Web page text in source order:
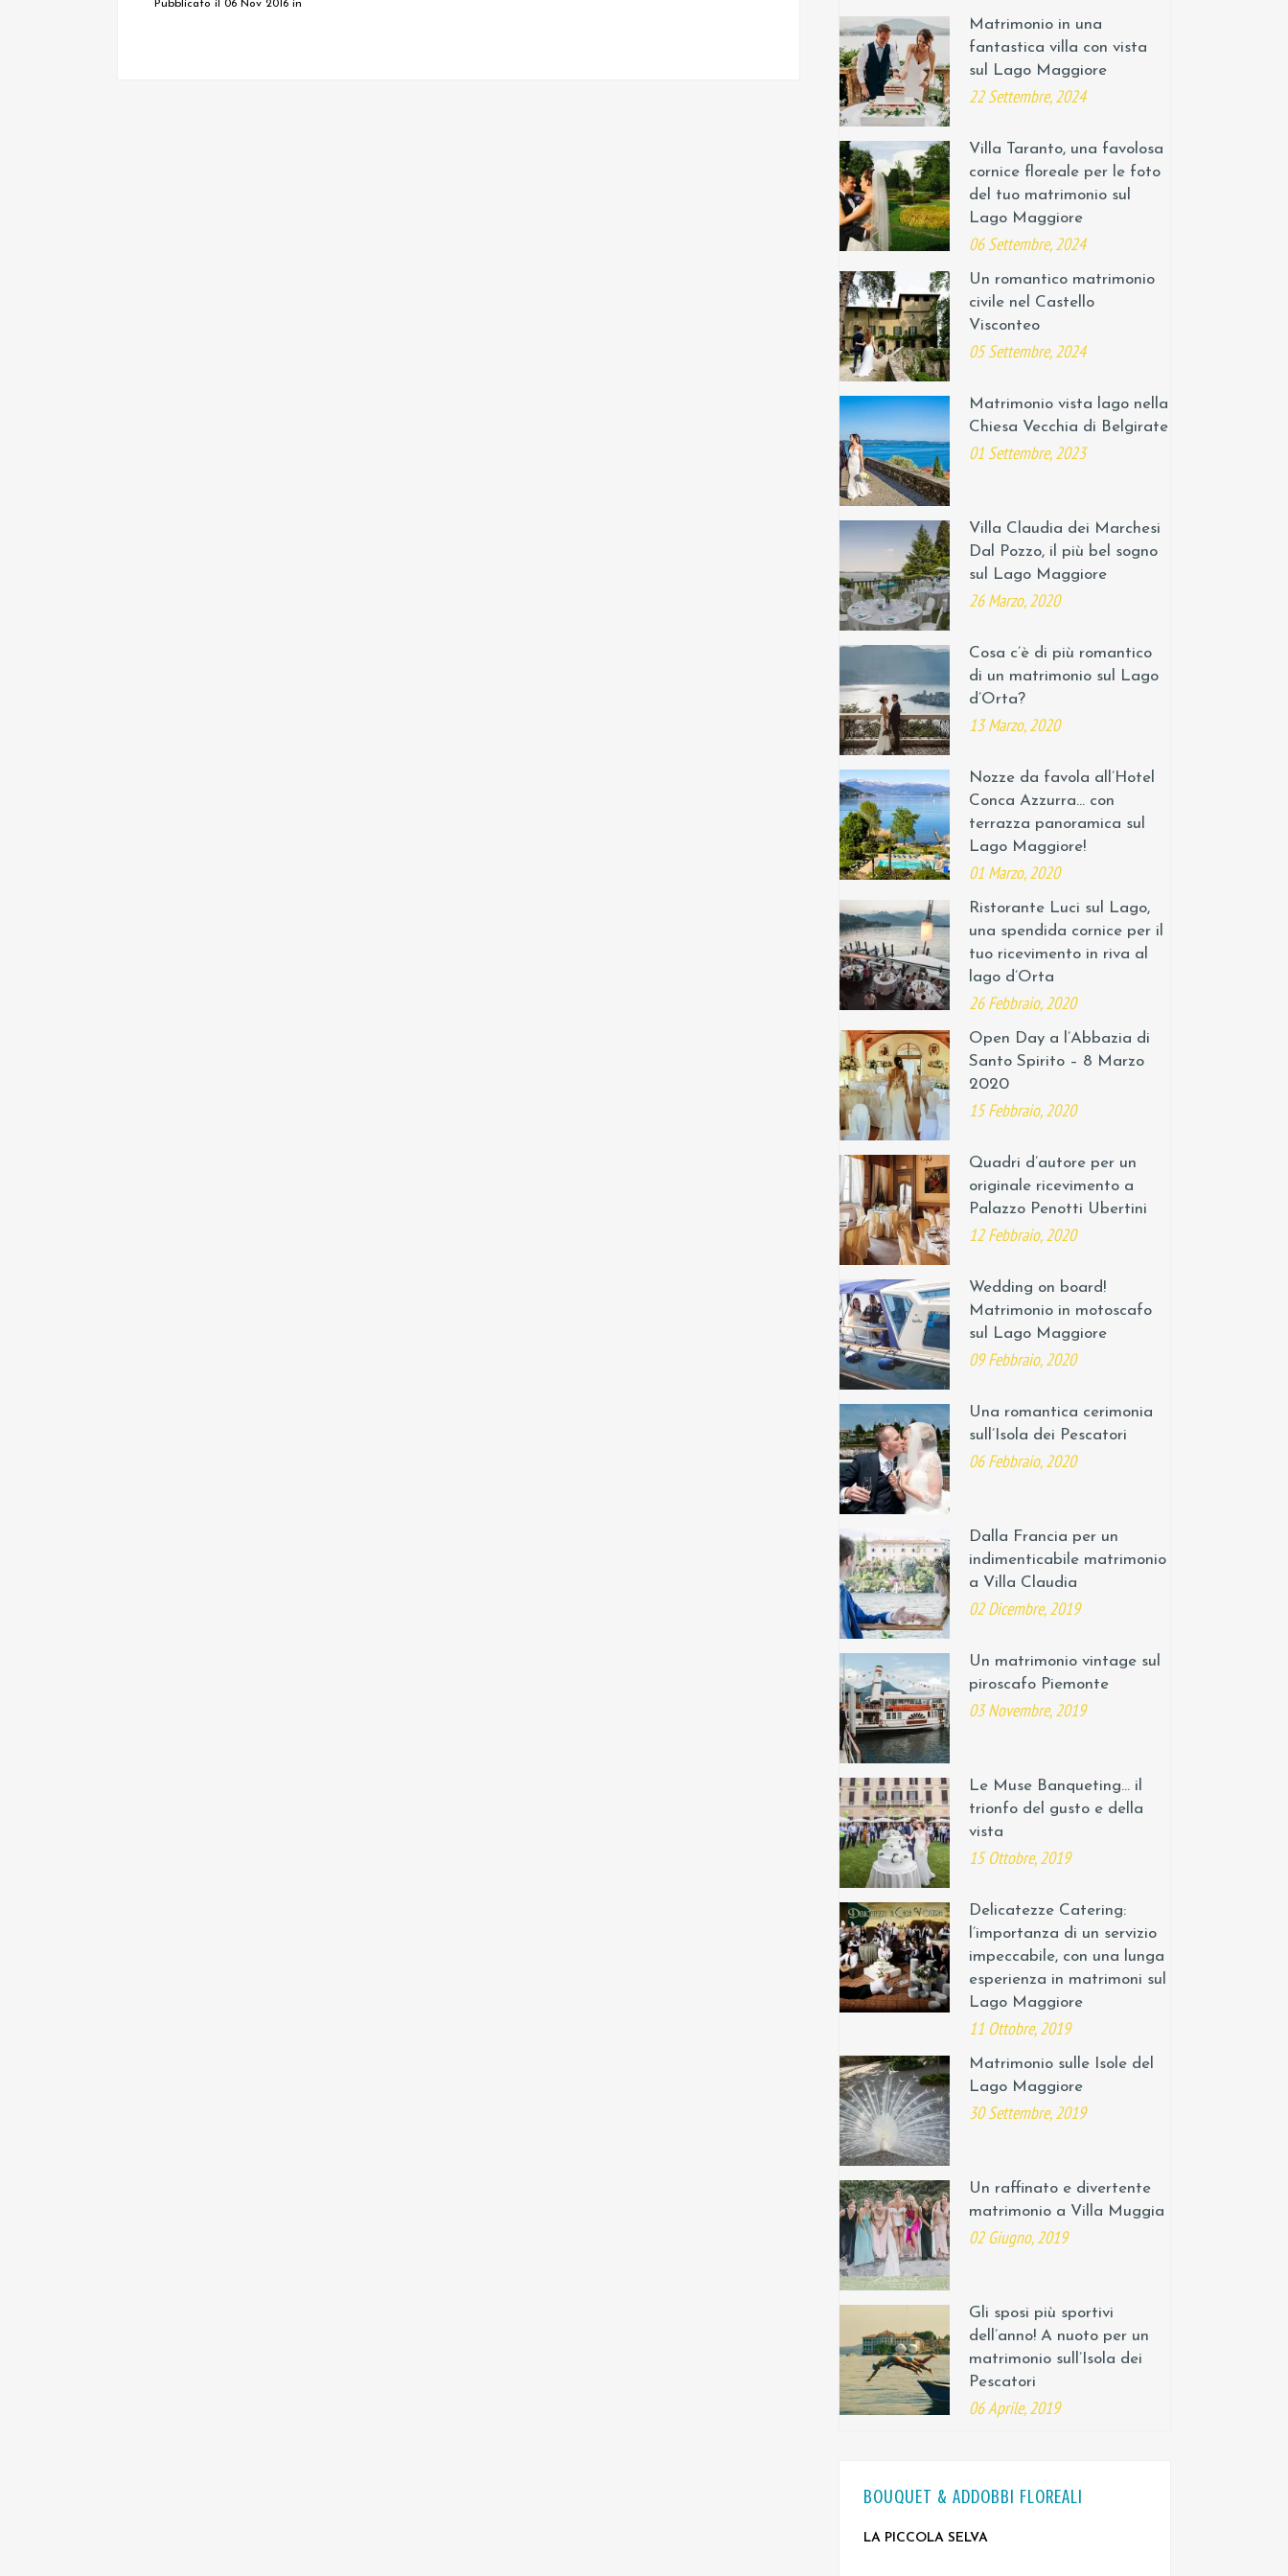
Pubblicato il 06 Nov 2016 in
Matrimonio in una
fantastica villa con vista
sul Lago Maggiore
22 Settembre, 2024
Villa Taranto, una favolosa
cornice floreale per le foto
del tuo matrimonio sul
Lago Maggiore
06 Settembre, 2024
Un romantico matrimonio
civile nel Castello
Visconteo
05 Settembre, 2024
Matrimonio vista lago nella
Chiesa Vecchia di Belgirate
01 Settembre, 2023
Villa Claudia dei Marchesi
Dal Pozzo, il più bel sogno
sul Lago Maggiore
26 Marzo, 2020
Cosa c’è di più romantico
di un matrimonio sul Lago
d’Orta?
13 Marzo, 2020
Nozze da favola all’Hotel
Conca Azzurra… con
terrazza panoramica sul
Lago Maggiore!
01 Marzo, 2020
Ristorante Luci sul Lago,
una spendida cornice per il
tuo ricevimento in riva al
lago d’Orta
26 Febbraio, 2020
Open Day a l’Abbazia di
Santo Spirito – 8 Marzo
2020
15 Febbraio, 2020
Quadri d’autore per un
originale ricevimento a
Palazzo Penotti Ubertini
12 Febbraio, 2020
Wedding on board!
Matrimonio in motoscafo
sul Lago Maggiore
09 Febbraio, 2020
Una romantica cerimonia
sull’Isola dei Pescatori
06 Febbraio, 2020
Dalla Francia per un
indimenticabile matrimonio
a Villa Claudia
02 Dicembre, 2019
Un matrimonio vintage sul
piroscafo Piemonte
03 Novembre, 2019
Le Muse Banqueting… il
trionfo del gusto e della
vista
15 Ottobre, 2019
Delicatezze Catering:
l’importanza di un servizio
impeccabile, con una lunga
esperienza in matrimoni sul
Lago Maggiore
11 Ottobre, 2019
Matrimonio sulle Isole del
Lago Maggiore
30 Settembre, 2019
Un raffinato e divertente
matrimonio a Villa Muggia
02 Giugno, 2019
Gli sposi più sportivi
dell’anno! A nuoto per un
matrimonio sull’Isola dei
Pescatori
06 Aprile, 2019
BOUQUET & ADDOBBI FLOREALI
LA PICCOLA SELVA